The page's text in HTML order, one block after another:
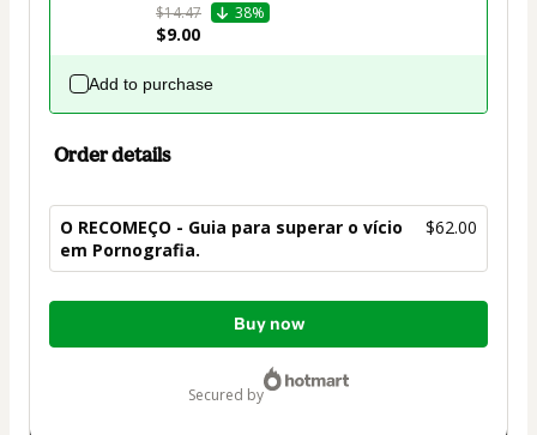
$14.47
38%
$9.00
Add to purchase
Order details
O RECOMEÇO - Guia para superar o vício
em Pornografia.
$62.00
Total
Buy now
secured by